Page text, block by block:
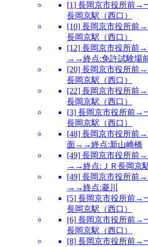
[1] 長岡京市役所前→
長岡京駅（西口）
[10] 長岡京市役所前
長岡京駅（西口）
[12] 長岡京市役所前
→→終点:免許試験場
[20] 長岡京市役所前
長岡京駅（西口）
[22] 長岡京市役所前
長岡京駅（西口）
[3] 長岡京市役所前→
長岡京駅（西口）
[48] 長岡京市役所前
面→→終点:新山崎橋
[49] 長岡京市役所前
→→終点:ＪＲ長岡京駅
[49] 長岡京市役所前
→→終点:菱川
[5] 長岡京市役所前→
長岡京駅（西口）
[6] 長岡京市役所前→
長岡京駅（西口）
[8] 長岡京市役所前→